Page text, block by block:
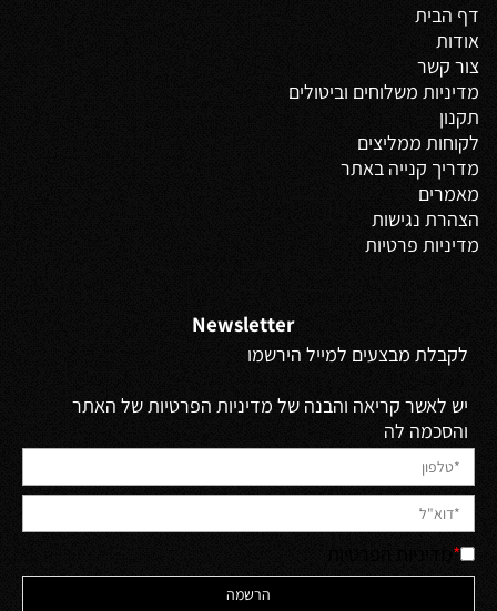
דף הבית
אודות
צור קשר
מדיניות משלוחים וביטולים
תקנון
לקוחות ממליצים
מדריך קנייה באתר
מאמרים
הצהרת נגישות
מדיניות פרטיות
Newsletter
לקבלת מבצעים למייל הירשמו
יש לאשר קריאה והבנה של מדיניות הפרטיות של האתר
והסכמה לה
*